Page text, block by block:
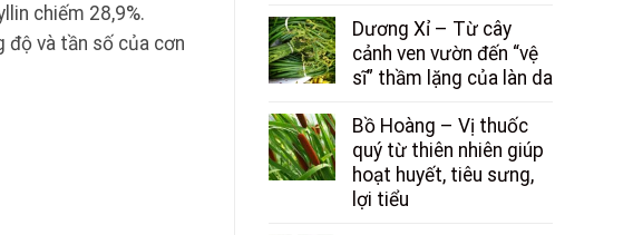
là:
95.000₫.
tại
là:
85.000₫.
Dương Xỉ – Từ cây
cảnh ven vườn đến “vệ
sĩ” thầm lặng của làn da
Bồ Hoàng – Vị thuốc
quý từ thiên nhiên giúp
hoạt huyết, tiêu sưng,
lợi tiểu
chiếm 28,9%.
độ và tần số của cơn